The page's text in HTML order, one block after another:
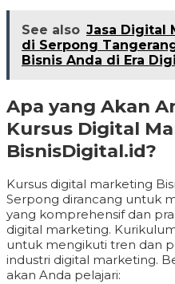
See also Jasa Digital
di Serpong
Bisnis Anda di Era
Apa yang Akan
Kursus Digital
BisnisDigital.id?
Kursus digital marketing
Serpong dirancang untuk
yang komprehensif dan
digital marketing.
untuk mengikuti tren dan
industri digital marketing.
akan Anda pelajari: